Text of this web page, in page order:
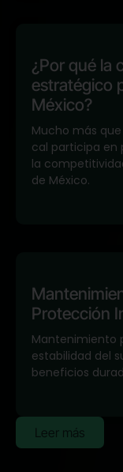
¿Por qué la
estratégico
México?
Mucho más
cal participa en
la
de México.
Protección
Mantenimiento
estabilidad del
beneficios
Leer más